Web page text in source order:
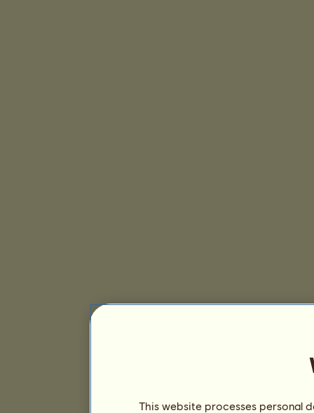
This website processes personal